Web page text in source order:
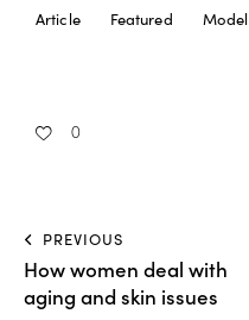
Article Featured Model
0
PREVIOUS
How women deal with
aging and skin issues